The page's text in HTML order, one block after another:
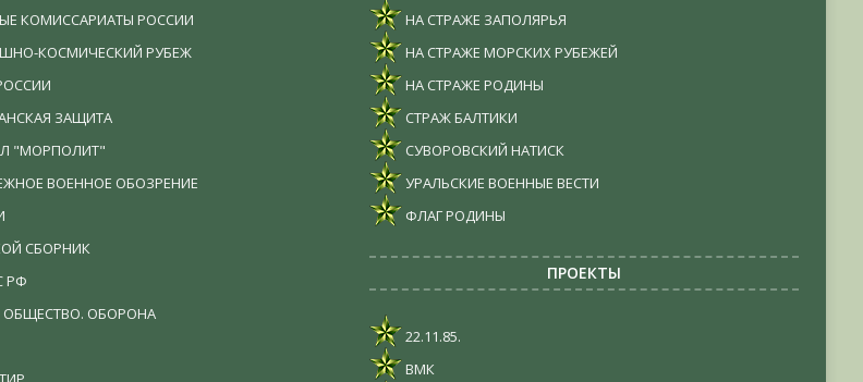
КОМИССАРИАТЫ РОССИИ
КОСМИЧЕСКИЙ РУБЕЖ
ЗАЩИТА
"МОРПОЛИТ"
ВОЕННОЕ ОБОЗРЕНИЕ
СБОРНИК
РФ
ОБЩЕСТВО. ОБОРОНА
НА СТРАЖЕ ЗАПОЛЯРЬЯ
НА СТРАЖЕ МОРСКИХ РУБЕЖЕЙ
НА СТРАЖЕ РОДИНЫ
СТРАЖ БАЛТИКИ
СУВОРОВСКИЙ НАТИСК
УРАЛЬСКИЕ ВОЕННЫЕ ВЕСТИ
ФЛАГ РОДИНЫ
ПРОЕКТЫ
22.11.85.
ВМК